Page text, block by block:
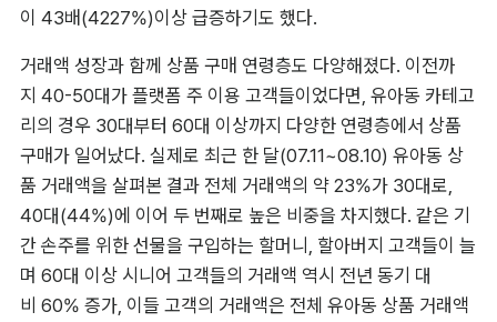
이 43배(4227%)이상 급증하기도 했다.
거래액 성장과 함께 상품 구매 연령층도 다양해졌다. 이전까
지 40-50대가 플랫폼 주 이용 고객들이었다면, 유아동 카테고
리의 경우 30대부터 60대 이상까지 다양한 연령층에서 상품
구매가 일어났다. 실제로 최근 한 달(07.11~08.10) 유아동 상
품 거래액을 살펴본 결과 전체 거래액의 약 23%가 30대로,
40대(44%)에 이어 두 번째로 높은 비중을 차지했다. 같은 기
간 손주를 위한 선물을 구입하는 할머니, 할아버지 고객들이 늘
며 60대 이상 시니어 고객들의 거래액 역시 전년 동기 대
비 60% 증가, 이들 고객의 거래액은 전체 유아동 상품 거래액